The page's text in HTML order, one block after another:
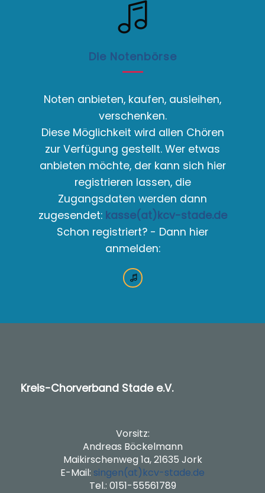
Die Notenbörse
Noten anbieten, kaufen, ausleihen,
verschenken.
Diese Möglichkeit wird allen Chören
zur Verfügung gestellt. Wer etwas
anbieten möchte, der kann sich hier
registrieren lassen, die
Zugangsdaten werden dann
zugesendet: kasse(at)kcv-stade.de
Schon registriert? - Dann hier
anmelden:
Kreis-Chorverband Stade e.V.
Vorsitz:
Andreas Böckelmann
Maikirschenweg 1a, 21635 Jork
E-Mail: singen(at)kcv-stade.de
Tel.: 0151-55561789